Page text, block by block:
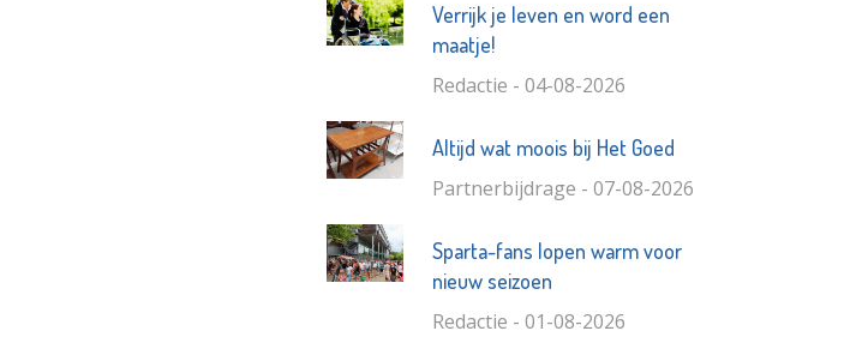
Verrijk je leven en word een
maatje!
Redactie - 04-08-2026
Altijd wat moois bij Het Goed
Partnerbijdrage - 07-08-2026
Sparta-fans lopen warm voor
nieuw seizoen
Redactie - 01-08-2026